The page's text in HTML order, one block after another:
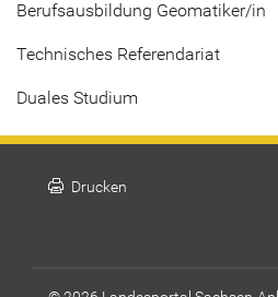
Berufsausbildung Geomatiker/in
Technisches Referendariat
Duales Studium
print Drucken